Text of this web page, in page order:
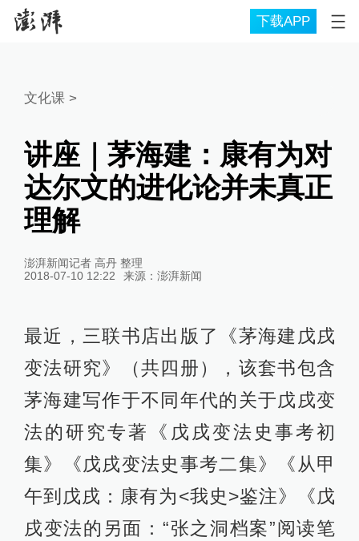
下载APP
文化课>
讲座｜茅海建：康有为对
达尔文的进化论并未真正
理解
澎湃新闻记者 高丹 整理
2018-07-10 12:22
来源： 澎湃新闻
最近，三联书店出版了《茅海建戊戌
变法研究》（共四册），该套书包含
茅海建写作于不同年代的关于戊戌变
法的研究专著《戊戌变法史事考初
集》《戊戌变法史事考二集》《从甲
午到戊戌：康有为<我史>鉴注》《戊
戌变法的另面：“张之洞档案”阅读笔